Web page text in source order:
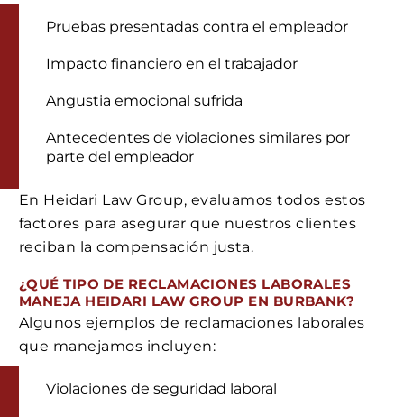
Pruebas presentadas contra el empleador
Impacto financiero en el trabajador
Angustia emocional sufrida
Antecedentes de violaciones similares por
parte del empleador
En Heidari Law Group, evaluamos todos estos
factores para asegurar que nuestros clientes
reciban la compensación justa.
¿QUÉ TIPO DE RECLAMACIONES LABORALES
MANEJA HEIDARI LAW GROUP EN BURBANK?
Algunos ejemplos de reclamaciones laborales
que manejamos incluyen:
Violaciones de seguridad laboral